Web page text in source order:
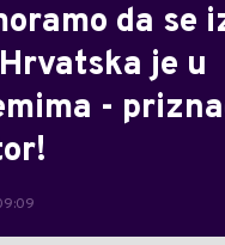
da se
je u
-